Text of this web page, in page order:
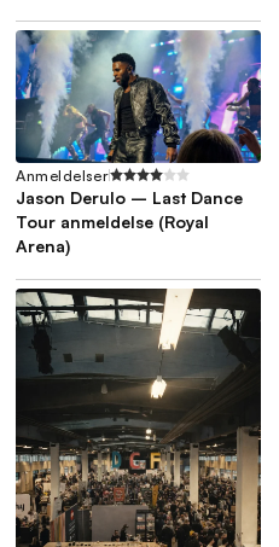
Anmeldelser
Jason Derulo – Last Dance
Tour anmeldelse (Royal
Arena)